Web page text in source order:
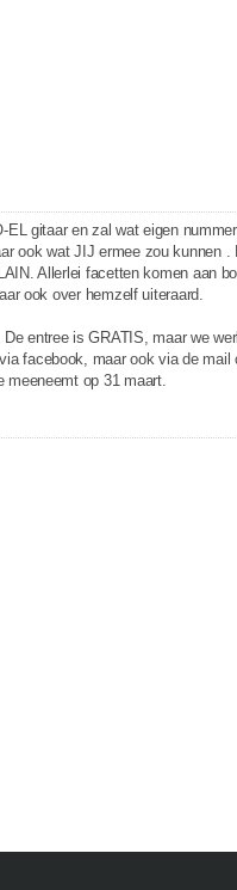
gitaar en zal wat eigen
ook wat JIJ ermee zou kunnen
Allerlei facetten komen aan
ook over hemzelf uiteraard.
entree is GRATIS, maar we
facebook, maar ook via de
meeneemt op 31 maart.